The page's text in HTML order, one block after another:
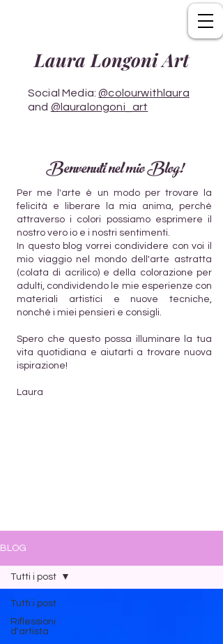
Laura Longoni Art
Social Media:@colourwithlaura
and @lauralongoni_art
Benvenuti nel mio Blog!
Per me l'arte è un modo per trovare la
felicità e liberare la mia anima, perché
attraverso i colori possiamo esprimere il
nostro vero io e i nostri sentimenti.
In questo blog vorrei condividere con voi il
mio viaggio nel mondo dell'arte astratta
(colata di acrilico) e della colorazione per
adulti, condividendo le mie esperienze con
materiali artistici e nuove tecniche,
nonché i miei pensieri e consigli.
Spero che questo possa illuminare la tua
vita quotidiana e aiutarti a trovare nuova
ispirazione!
Laura
BLOG
Tutti i post
Riflessioni
d'artista
Tutti i post